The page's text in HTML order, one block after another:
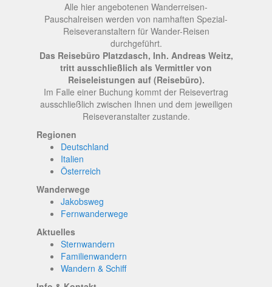
Alle hier angebotenen Wanderreisen-
Pauschalreisen werden von namhaften Spezial-
Reiseveranstaltern für Wander-Reisen
durchgeführt.
Das Reisebüro Platzdasch, Inh. Andreas Weitz,
tritt ausschließlich als Vermittler von
Reiseleistungen auf (Reisebüro).
Im Falle einer Buchung kommt der Reisevertrag
ausschließlich zwischen Ihnen und dem jeweiligen
Reiseveranstalter zustande.
Regionen
Deutschland
Italien
Österreich
Wanderwege
Jakobsweg
Fernwanderwege
Aktuelles
Sternwandern
Familienwandern
Wandern & Schiff